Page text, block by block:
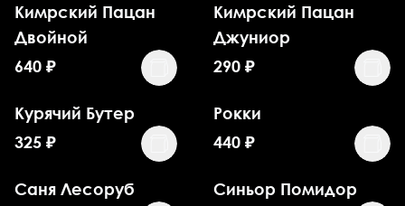
Кимрский Пацан
Двойной
640 ₽
Кимрский Пацан
Джуниор
290 ₽
Курячий Бутер
325 ₽
Рокки
440 ₽
Саня Лесоруб
Синьор Помидор